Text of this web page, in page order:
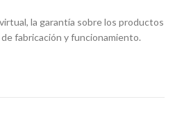
la garantía sobre los productos
fabricación y funcionamiento.